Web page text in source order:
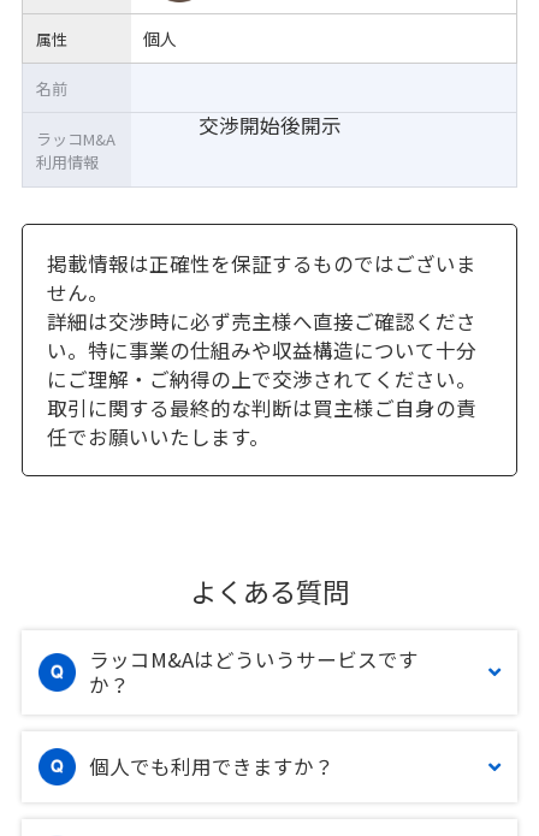
属性 個人
交渉開始後開示
名前
ラッコM&A
利用情報
掲載情報は正確性を保証するものではございま
せん。
詳細は交渉時に必ず売主様へ直接ご確認くださ
い。特に事業の仕組みや収益構造について十分
にご理解・ご納得の上で交渉されてください。
取引に関する最終的な判断は買主様ご自身の責
任でお願いいたします。
よくある質問
ラッコM&Aはどういうサービスです
か？
個人でも利用できますか？